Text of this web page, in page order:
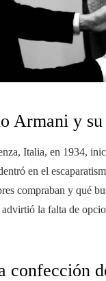
Armani y
Italia, en 1934,
en el
compraban y qué
la falta de
confección